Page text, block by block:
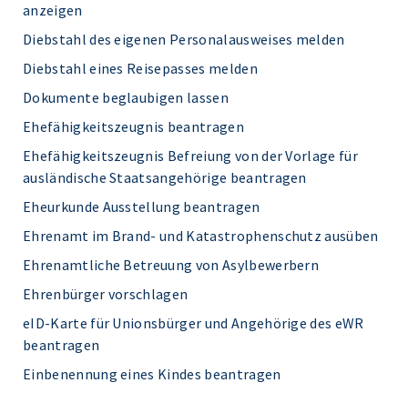
anzeigen
Diebstahl des eigenen Personalausweises melden
Diebstahl eines Reisepasses melden
Dokumente beglaubigen lassen
Ehefähigkeitszeugnis beantragen
Ehefähigkeitszeugnis Befreiung von der Vorlage für
ausländische Staatsangehörige beantragen
Eheurkunde Ausstellung beantragen
Ehrenamt im Brand- und Katastrophenschutz ausüben
Ehrenamtliche Betreuung von Asylbewerbern
Ehrenbürger vorschlagen
eID-Karte für Unionsbürger und Angehörige des eWR
beantragen
Einbenennung eines Kindes beantragen